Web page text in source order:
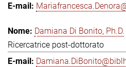
Damiana Di Bonito, Ph.D.
Ricercatrice post-dottorato